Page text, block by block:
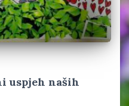
uspjeh naših